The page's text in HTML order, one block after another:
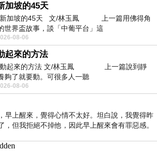
加坡的45天
新加坡的45天 文/林玉鳳 上一篇用佛得角
世界盃故事，談「中葡平台」這
08-06
起來的方法
動起來的方法 文/林玉鳳 上一篇說到靜
夠了就要動。可很多人一聽
08-06
早上醒來，覺得心情不太好。坦白說，我覺得昨
，但我拒絕不掉他，因此早上醒來會有罪惡感。